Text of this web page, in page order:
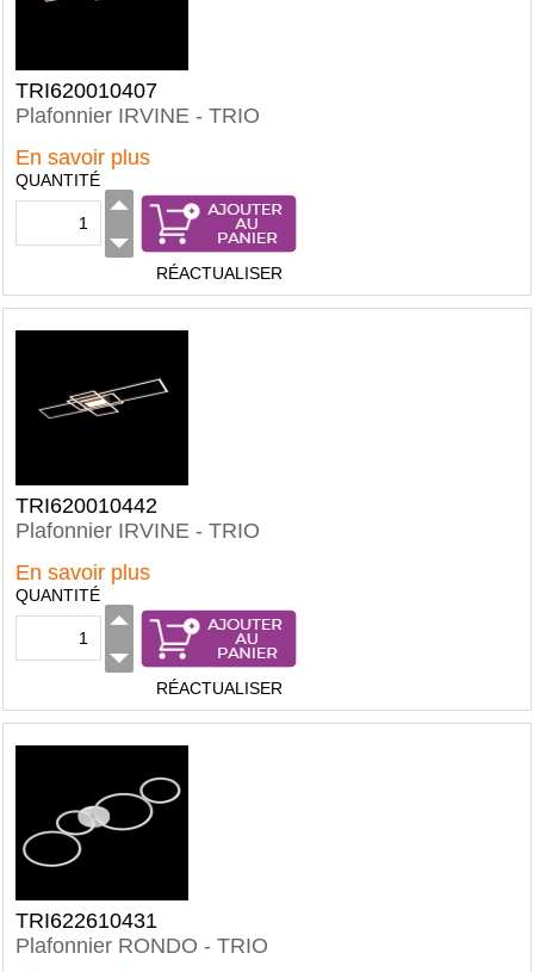
TRI620010407
Plafonnier IRVINE - TRIO
En savoir plus
QUANTITÉ
RÉACTUALISER
TRI620010442
Plafonnier IRVINE - TRIO
En savoir plus
QUANTITÉ
RÉACTUALISER
TRI622610431
Plafonnier RONDO - TRIO